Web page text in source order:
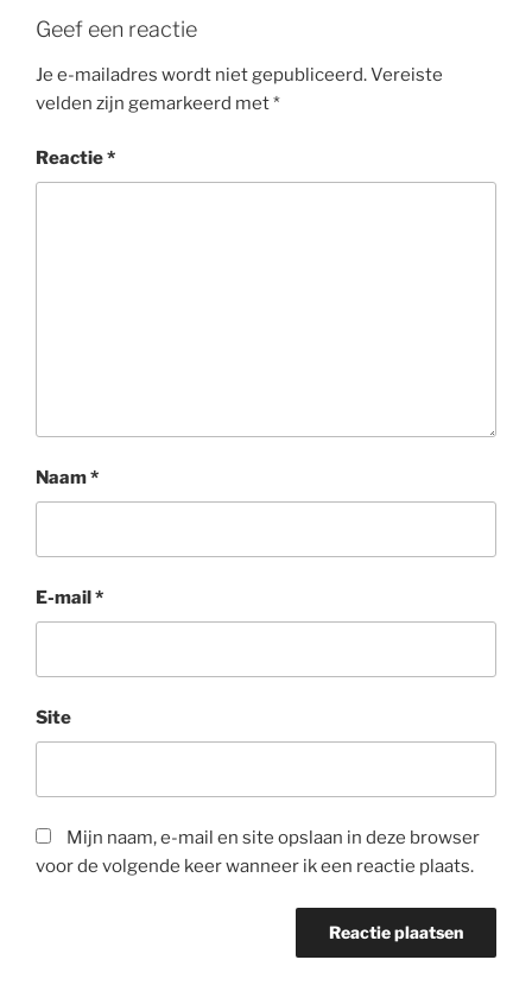
Geef een reactie
Je e-mailadres wordt niet gepubliceerd.Vereiste
velden zijn gemarkeerd met*
Reactie*
Naam*
E-mail*
Site
Mijn naam, e-mail en site opslaan in deze browser
voor de volgende keer wanneer ik een reactie plaats.